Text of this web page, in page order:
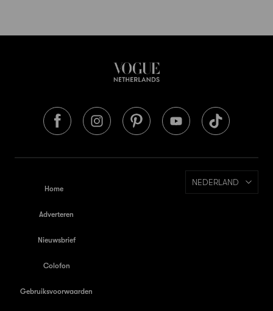
Home
Adverteren
Nieuwsbrief
Colofon
Gebruiksvoorwaarden
NEDERLAND